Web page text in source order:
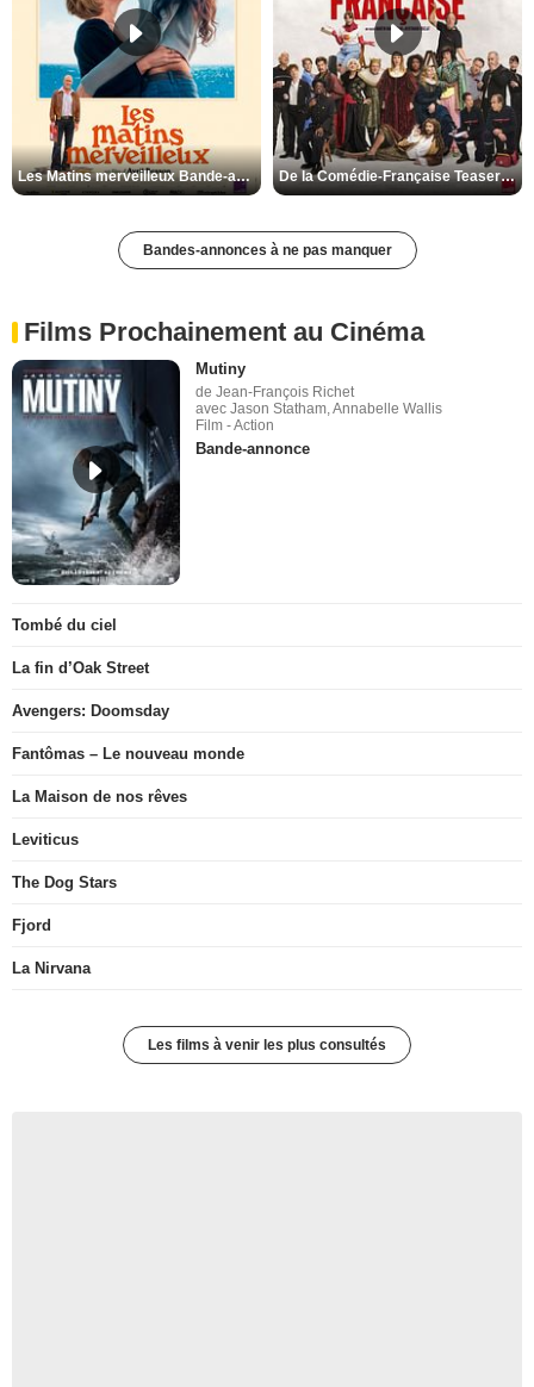
Les Matins merveilleux Bande-annonce VF De la Comédie-Française Teaser VF
Bandes-annonces à ne pas manquer
Films Prochainement au Cinéma
Mutiny
de Jean-François Richet
avec Jason Statham, Annabelle Wallis
Film - Action
Bande-annonce
Tombé du ciel
La fin d’Oak Street
Avengers: Doomsday
Fantômas – Le nouveau monde
La Maison de nos rêves
Leviticus
The Dog Stars
Fjord
La Nirvana
Les films à venir les plus consultés